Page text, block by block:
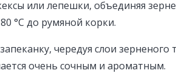
или лепешки, объединяя
°С до румяной корки.
чередуя слои
очень сочным и ароматным.